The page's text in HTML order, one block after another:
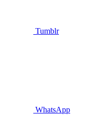
Tumblr
WhatsApp